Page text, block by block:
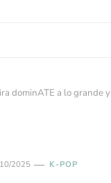
dominATE a lo grande
2025 K-POP